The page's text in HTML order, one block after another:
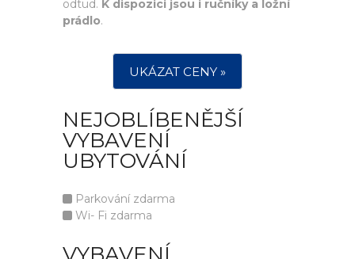
odtud. K dispozici jsou i ručníky a ložní
prádlo.
UKÁZAT CENY »
NEJOBLÍBENĚJŠÍ
VYBAVENÍ
UBYTOVÁNÍ
Parkování zdarma
Wi- Fi zdarma